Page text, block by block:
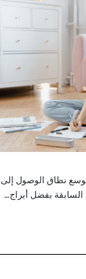
توسع نطاق الوصول إلى
السابقة بفضل أبراج…